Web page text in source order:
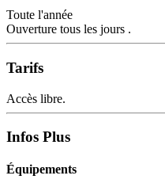
Toute l'année
Ouverture tous les jours .
Tarifs
Accès libre.
Infos Plus
Équipements